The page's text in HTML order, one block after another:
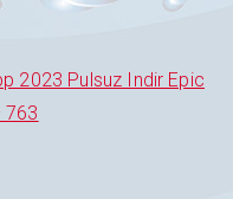
2023 Pulsuz Indir Epic
763